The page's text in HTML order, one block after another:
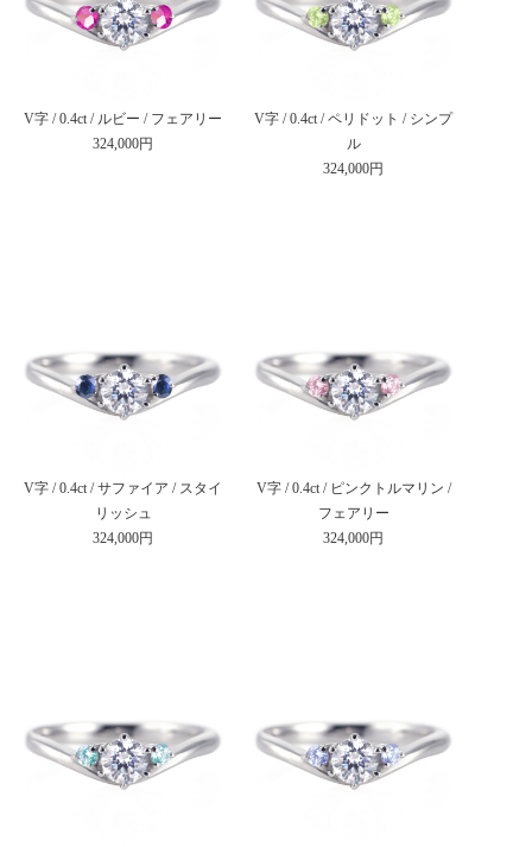
V字 / 0.4ct / ルビー / フェアリー
324,000円
V字 / 0.4ct / ペリドット / シンプ
ル
324,000円
V字 / 0.4ct / サファイア / スタイ
リッシュ
324,000円
V字 / 0.4ct / ピンクトルマリン /
フェアリー
324,000円